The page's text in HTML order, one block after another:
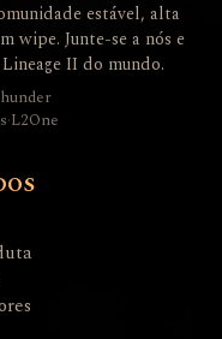
estável, alta
wipe. Junte-se a nós e
II do mundo.
·L2One